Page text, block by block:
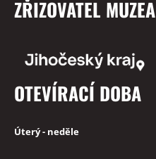
ZŘIZOVATEL MUZEA
OTEVÍRACÍ DOBA
Úterý - neděle